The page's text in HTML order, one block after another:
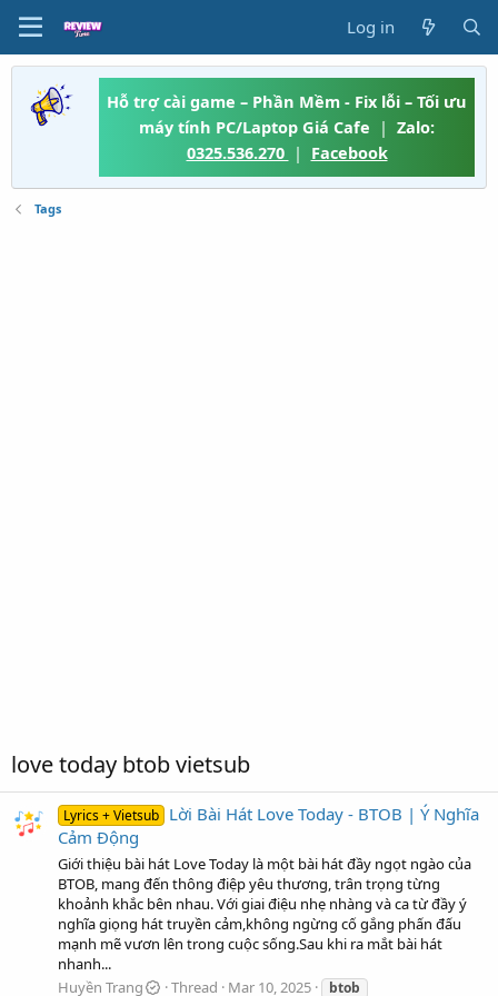
Log in
Hỗ trợ cài game – Phần Mềm - Fix lỗi – Tối ưu
máy tính PC/Laptop Giá Cafe | Zalo:
0325.536.270 | Facebook
Tags
love today btob vietsub
Lyrics + Vietsub Lời Bài Hát Love Today - BTOB | Ý Nghĩa
Cảm Động
Giới thiệu bài hát Love Today là một bài hát đầy ngọt ngào của
BTOB, mang đến thông điệp yêu thương, trân trọng từng
khoảnh khắc bên nhau. Với giai điệu nhẹ nhàng và ca từ đầy ý
nghĩa giọng hát truyền cảm,không ngừng cố gắng phấn đấu
mạnh mẽ vươn lên trong cuộc sống.Sau khi ra mắt bài hát
nhanh...
Huyền Trang
Thread Mar 10, 2025 btob